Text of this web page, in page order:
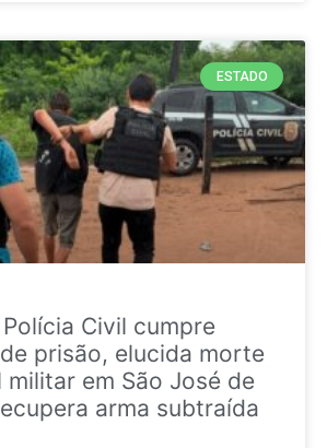
ESTADO
Civil cumpre
prisão, elucida morte
militar em São José de
arma subtraída